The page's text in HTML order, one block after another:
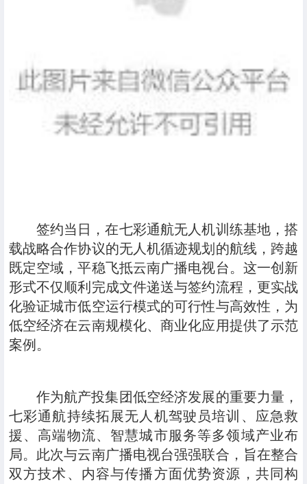
签约当日，在七彩通航无人机训练基地，搭
载战略合作协议的无人机循迹规划的航线，跨越
既定空域，平稳飞抵云南广播电视台。这一创新
形式不仅顺利完成文件递送与签约流程，更实战
化验证城市低空运行模式的可行性与高效性，为
低空经济在云南规模化、商业化应用提供了示范
案例。
作为航产投集团低空经济发展的重要力量，
七彩通航持续拓展无人机驾驶员培训、应急救
援、高端物流、智慧城市服务等多领域产业布
局。此次与云南广播电视台强强联合，旨在整合
双方技术、内容与传播方面优势资源，共同构